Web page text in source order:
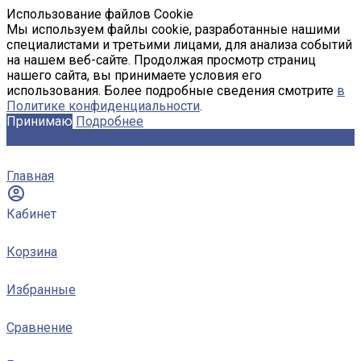
Использование файлов Cookie
Мы используем файлы cookie, разработанные нашими
специалистами и третьими лицами, для анализа событий
на нашем веб-сайте. Продолжая просмотр страниц
нашего сайта, вы принимаете условия его
использования. Более подробные сведения смотрите в
Политике конфиденциальности.
Принимаю Подробнее
Главная
Кабинет
Корзина
Избранные
Сравнение